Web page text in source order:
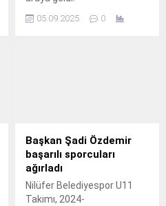
05.09.2025 0
Başkan Şadi Özdemir
başarılı sporcuları
ağırladı
Nilüfer Belediyespor U11
Takımı, 2024-